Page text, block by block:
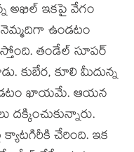
అఖిల్ ఇకపై వేగం
ఉండటం
తండేల్ సూపర్
కుబేర, కూలి మీదున్న
పడటం ఖాయమే. ఆయన
చేరింది. ఇక